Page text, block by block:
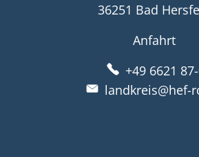
36251 Bad
Anfahrt
+49 6621
landkreis@hef-